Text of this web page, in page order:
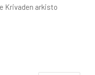
Krivaden arkisto